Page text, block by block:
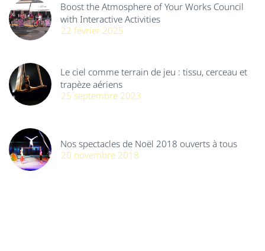
Boost the Atmosphere of Your Works Council
with Interactive Activities
22 février 2025
Le ciel comme terrain de jeu : tissu, cerceau et
trapèze aériens
25 septembre 2023
Nos spectacles de Noël 2018 ouverts à tous
20 novembre 2018